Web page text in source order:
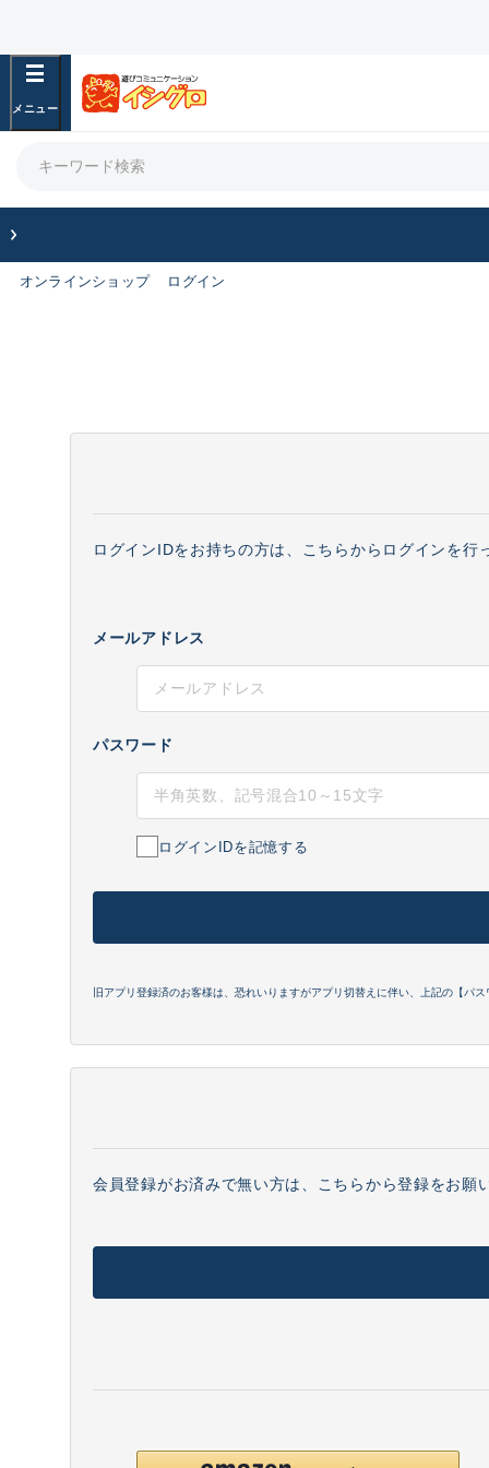
オンラインショップ ログイン
ログインIDをお持ちの方は、こちらからログインを行
メールアドレス
パスワード
ログインIDを記憶する
旧アプリ登録済のお客様は、恐れいりますがアプリ切替えに伴い、上記の【パ
会員登録がお済みで無い方は、こちらから登録をお願